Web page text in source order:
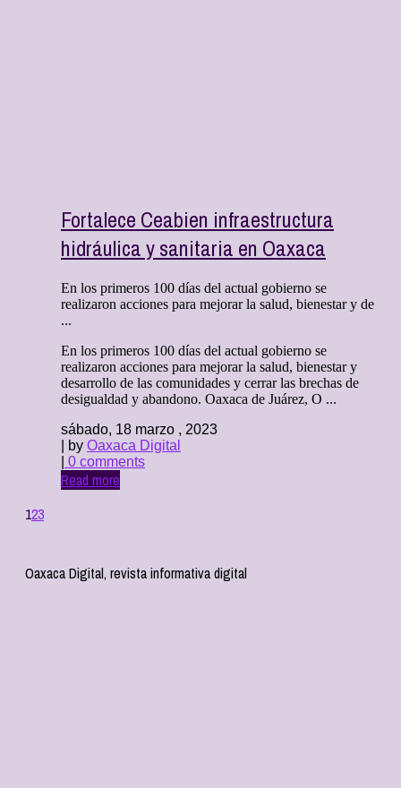
Fortalece Ceabien infraestructura
hidráulica y sanitaria en Oaxaca
En los primeros 100 días del actual gobierno se
realizaron acciones para mejorar la salud, bienestar y de
...
En los primeros 100 días del actual gobierno se
realizaron acciones para mejorar la salud, bienestar y
desarrollo de las comunidades y cerrar las brechas de
desigualdad y abandono. Oaxaca de Juárez, O ...
sábado, 18 marzo , 2023
| by Oaxaca Digital
0 comments
Read more
123
Oaxaca Digital, revista informativa digital